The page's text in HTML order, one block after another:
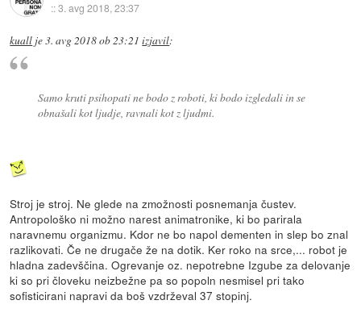
::3. avg 2018, 23:37
kuall je3. avg 2018 ob 23:21 izjavil:
Samo kruti psihopati ne bodo z roboti, ki bodo izgledali in se
obnašali kot ljudje, ravnali kot z ljudmi.
Stroj je stroj. Ne glede na zmožnosti posnemanja čustev.
Antropološko ni možno narest animatronike, ki bo parirala
naravnemu organizmu. Kdor ne bo napol dementen in slep bo znal
razlikovati. Če ne drugače že na dotik. Ker roko na srce,... robot je
hladna zadevščina. Ogrevanje oz. nepotrebne Izgube za delovanje
ki so pri človeku neizbežne pa so popoln nesmisel pri tako
sofisticirani napravi da boš vzdrževal 37 stopinj.